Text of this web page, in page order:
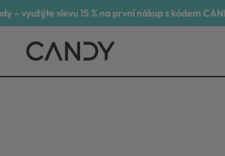
– využijte slevu 15 % na první nákup s kódem